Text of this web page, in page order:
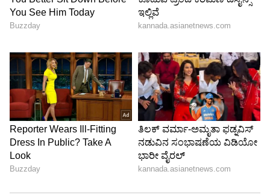
ಅರಿತು ಯಾರಿಗೂ ಹೆದರದೆ ಪ್ರಕರಣಗಳನ್ನು ದಾಖಲಿಸಬೇಕು.
ಯಾರ ಪರವಾಗಿಯೂ/ ವಿರೋಧವಾಗಿಯೂ ಕೆಲಸ ಮಾಡದೆ
ಪಾಟೀಲ ಡೀಸಿ
ಚುನಾವಣಾ ಸಂದರ್ಭದಲ್ಲಿ ವಾಹನ ದುರ್ಬಳಕೆಯಾಗದಂತೆ
ಎಚ್ಚರಿಕೆ ವಹಿಸಬೇಕು ಹಾಗೂ ಚುನಾವಣಾ ವಿಷಯಗಳನ್ನು
ಗೌಪ್ಯವಾಗಿಡಬೇಕು. ಸರ್ಕಾರಿ ನೌಕರರು ಯಾವುದೇ